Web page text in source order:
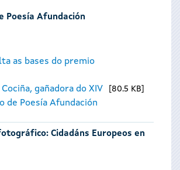
Poesía Afundación
as bases do premio
gañadora do XIV
de Poesía Afundación
80.5 KB
Cidadáns Europeos en